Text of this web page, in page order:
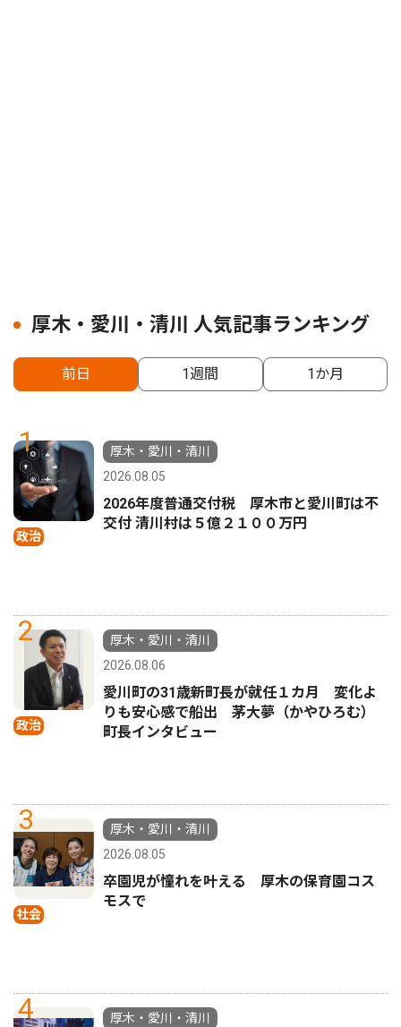
厚木・愛川・清川 人気記事ランキング
前日 1週間 1か月
1
政治
厚木・愛川・清川
2026.08.05
2026年度普通交付税 厚木市と愛川町は不
交付 清川村は５億２１００万円
2
政治
厚木・愛川・清川
2026.08.06
愛川町の31歳新町長が就任１カ月 変化よ
りも安心感で船出 茅大夢（かやひろむ）
町長インタビュー
3
社会
厚木・愛川・清川
2026.08.05
卒園児が憧れを叶える 厚木の保育園コス
モスで
4
厚木・愛川・清川